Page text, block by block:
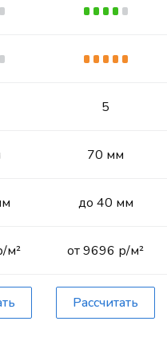
м²
5
70 мм
до 40 мм
от 9696 р/м²
Рассчитать